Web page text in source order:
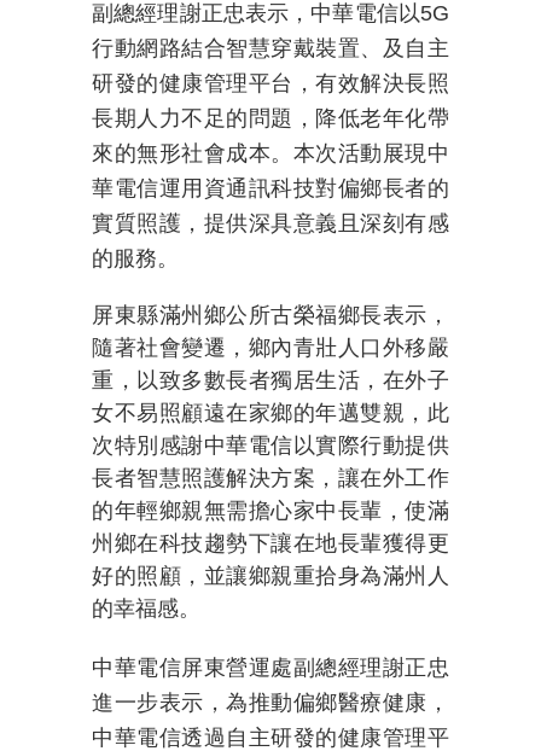
副總經理謝正忠表示，中華電信以5G
行動網路結合智慧穿戴裝置、及自主
研發的健康管理平台，有效解決長照
長期人力不足的問題，降低老年化帶
來的無形社會成本。本次活動展現中
華電信運用資通訊科技對偏鄉長者的
實質照護，提供深具意義且深刻有感
的服務。
屏東縣滿州鄉公所古榮福鄉長表示，
隨著社會變遷，鄉內青壯人口外移嚴
重，以致多數長者獨居生活，在外子
女不易照顧遠在家鄉的年邁雙親，此
次特別感謝中華電信以實際行動提供
長者智慧照護解決方案，讓在外工作
的年輕鄉親無需擔心家中長輩，使滿
州鄉在科技趨勢下讓在地長輩獲得更
好的照顧，並讓鄉親重拾身為滿州人
的幸福感。
中華電信屏東營運處副總經理謝正忠
進一步表示，為推動偏鄉醫療健康，
中華電信透過自主研發的健康管理平